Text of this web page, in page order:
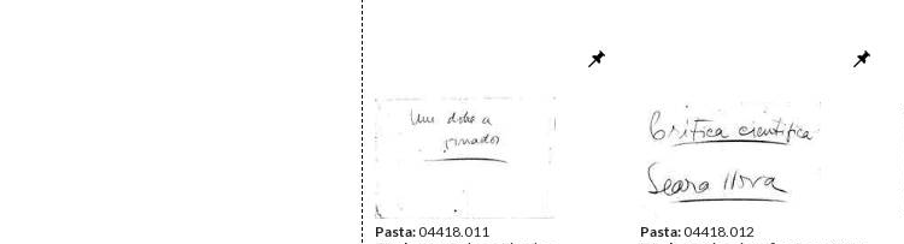
Pasta:04418.011
Pasta:04418.012